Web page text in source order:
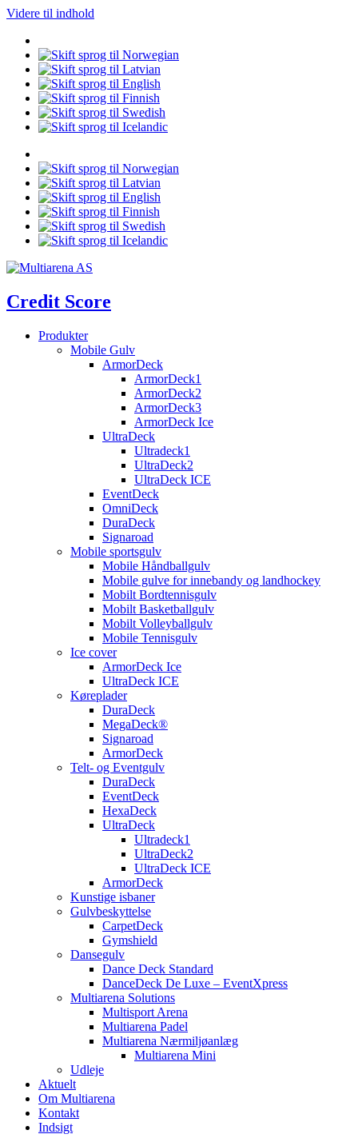
Videre til indhold
Credit Score
Produkter
Mobile Gulv
ArmorDeck
ArmorDeck1
ArmorDeck2
ArmorDeck3
ArmorDeck Ice
UltraDeck
Ultradeck1
UltraDeck2
UltraDeck ICE
EventDeck
OmniDeck
DuraDeck
Signaroad
Mobile sportsgulv
Mobile Håndballgulv
Mobile gulve for innebandy og landhockey
Mobilt Bordtennisgulv
Mobilt Basketballgulv
Mobilt Volleyballgulv
Mobile Tennisgulv
Ice cover
ArmorDeck Ice
UltraDeck ICE
Køreplader
DuraDeck
MegaDeck®
Signaroad
ArmorDeck
Telt- og Eventgulv
DuraDeck
EventDeck
HexaDeck
UltraDeck
Ultradeck1
UltraDeck2
UltraDeck ICE
ArmorDeck
Kunstige isbaner
Gulvbeskyttelse
CarpetDeck
Gymshield
Dansegulv
Dance Deck Standard
DanceDeck De Luxe – EventXpress
Multiarena Solutions
Multisport Arena
Multiarena Padel
Multiarena Nærmiljøanlæg
Multiarena Mini
Udleje
Aktuelt
Om Multiarena
Kontakt
Indsigt